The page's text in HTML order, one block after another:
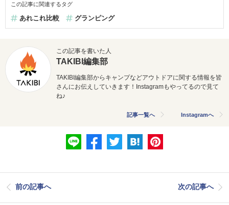
この記事に関連するタグ
あれこれ比較 グランピング
この記事を書いた人
TAKIBI編集部
TAKIBI編集部からキャンプなどアウトドアに関する情報を皆
さんにお伝えしていきます！Instagramもやってるので見て
ね♪
記事一覧へ Instagramへ
前の記事へ 次の記事へ